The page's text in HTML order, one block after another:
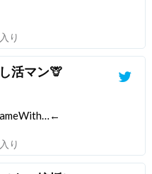
り
活マン🦒
り